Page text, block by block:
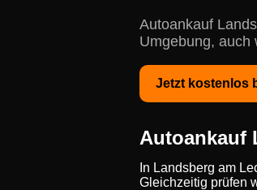
Autoankauf
Umgebung, auch
Jetzt kostenlos
Autoankauf
In Landsberg am
Gleichzeitig prüfen